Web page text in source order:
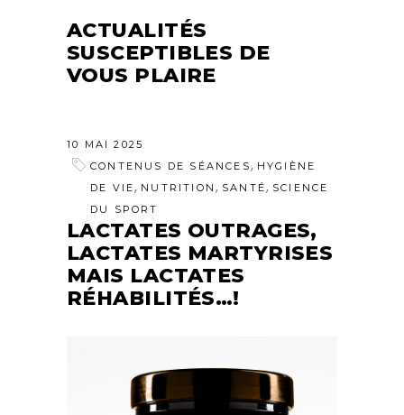
ACTUALITÉS
SUSCEPTIBLES DE
VOUS PLAIRE
10 MAI 2025
CONTENUS DE SÉANCES, HYGIÈNE
DE VIE, NUTRITION, SANTÉ, SCIENCE
DU SPORT
LACTATES OUTRAGES,
LACTATES MARTYRISES
MAIS LACTATES
RÉHABILITÉS…!